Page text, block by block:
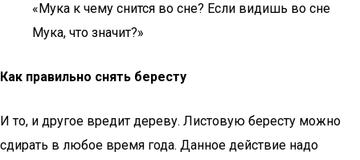
«Мука к чему снится во сне? Если видишь во сне
Мука, что значит?»
Как правильно снять бересту
И то, и другое вредит дереву. Листовую бересту можно
сдирать в любое время года. Данное действие надо